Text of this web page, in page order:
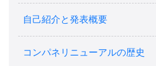
自己紹介と発表概要
コンパネリニューアルの歴史